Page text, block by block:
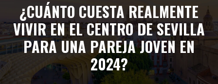
¿CUÁNTO CUESTA REALMENTE
VIVIR EN EL CENTRO DE SEVILLA
PARA UNA PAREJA JOVEN EN
2024?